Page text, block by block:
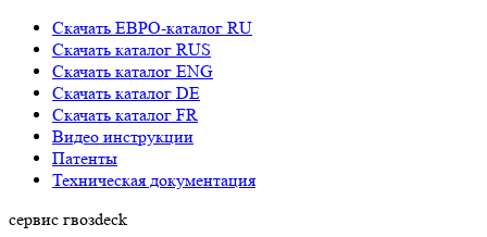
Скачать ЕВРО-каталог RU
Скачать каталог RUS
Cкачать каталог ENG
Cкачать каталог DE
Cкачать каталог FR
Видео инструкции
Патенты
Техническая документация
сервис гвозdeck